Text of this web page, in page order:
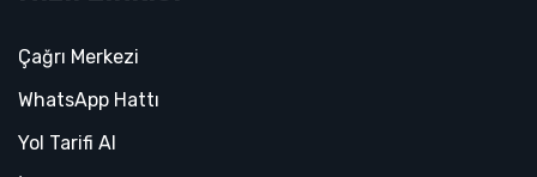
Çağrı Merkezi
WhatsApp Hattı
Yol Tarifi Al